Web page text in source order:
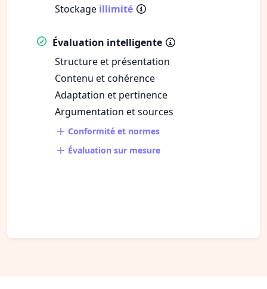
Stockage illimité
Évaluation intelligente
Structure et présentation
Contenu et cohérence
Adaptation et pertinence
Argumentation et sources
Conformité et normes
Évaluation sur mesure